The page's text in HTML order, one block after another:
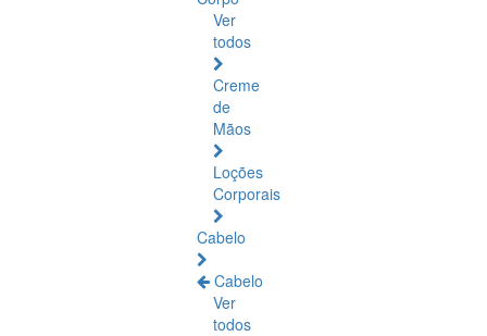
Ver
todos
Creme
de
Mãos
Loções
Corporais
Cabelo
Cabelo
Ver
todos